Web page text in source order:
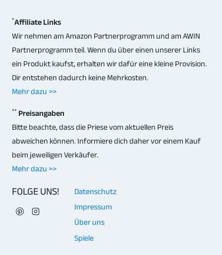
*Affiliate Links
Wir nehmen am Amazon Partnerprogramm und am AWIN
Partnerprogramm teil. Wenn du über einen unserer Links
ein Produkt kaufst, erhalten wir dafür eine kleine Provision.
Dir entstehen dadurch keine Mehrkosten.
Mehr dazu >>
** Preisangaben
Bitte beachte, dass die Priese vom aktuellen Preis
abweichen können. Informiere dich daher vor einem Kauf
beim jeweiligen Verkäufer.
Mehr dazu >>
FOLGE UNS!
Datenschutz
Impressum
Über uns
Spiele